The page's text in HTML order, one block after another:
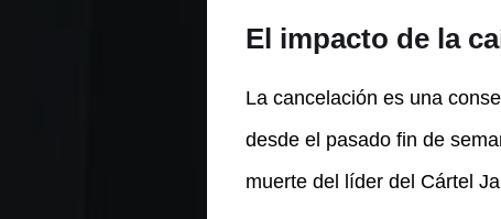
El impacto de la
La cancelación es una
desde el pasado fin de
muerte del líder del Cártel